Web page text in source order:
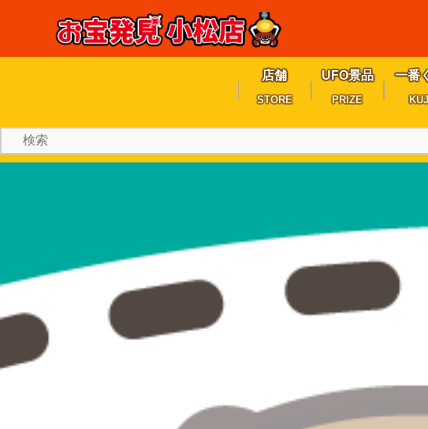
店舗
STORE
UFO景品
PRIZE
一番
KUJI